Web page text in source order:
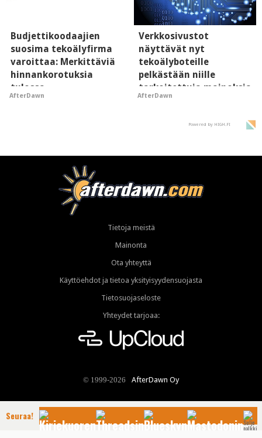
Budjettikoodaajien
suosima tekoälyfirma
varoittaa: Merkittäviä
hinnankorotuksia
tulossa
AfterDawn
Verkkosivustot
näyttävät nyt
tekoälyboteille
pelkästään niille
tarkoitettuja mainoksia
- vaikuttaa tekoälyn
AfterDawn
Powered by HIGH.FI
Tietoja meistä
Mainonta
Ota yhteyttä
Käyttöehdot ja tietoa yksityisyydensuojasta
Tietosuojaseloste
Yhteydet tarjoaa:
© 1999-2026 AfterDawn Oy
Seuraa!